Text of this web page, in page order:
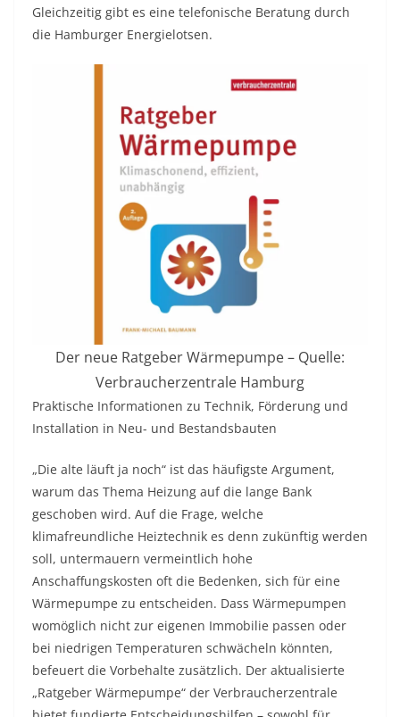
Gleichzeitig gibt es eine telefonische Beratung durch
die Hamburger Energielotsen.
Der neue Ratgeber Wärmepumpe – Quelle:
Verbraucherzentrale Hamburg
Praktische Informationen zu Technik, Förderung und
Installation in Neu- und Bestandsbauten
„Die alte läuft ja noch“ ist das häufigste Argument,
warum das Thema Heizung auf die lange Bank
geschoben wird. Auf die Frage, welche
klimafreundliche Heiztechnik es denn zukünftig werden
soll, untermauern vermeintlich hohe
Anschaffungskosten oft die Bedenken, sich für eine
Wärmepumpe zu entscheiden. Dass Wärmepumpen
womöglich nicht zur eigenen Immobilie passen oder
bei niedrigen Temperaturen schwächeln könnten,
befeuert die Vorbehalte zusätzlich. Der aktualisierte
„Ratgeber Wärmepumpe“ der Verbraucherzentrale